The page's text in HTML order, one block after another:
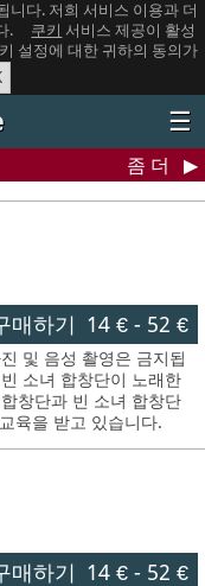
니다. 저희 서비스 이용과 더
.
쿠키 서비스 제공이 활성
설정에 대한 귀하의 동의가
☰
좀 더
매하기 14 €- 52 €
및 음성 촬영은 금지됩
소녀 합창단이 노래한
창단과 빈 소녀 합창단
육을 받고 있습니다.
매하기 14 €- 52 €